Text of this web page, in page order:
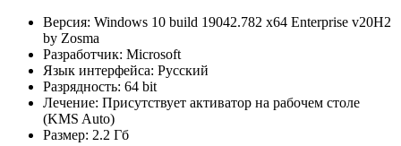
Версия: Windows 10 build 19042.782 x64 Enterprise v20H2
by Zosma
Разработчик: Microsoft
Язык интерфейса: Русский
Разрядность: 64 bit
Лечение: Присутствует активатор на рабочем столе
(KMS Auto)
Размер: 2.2 Гб